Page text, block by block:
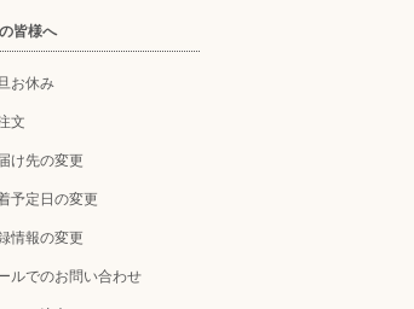
皆様へ
お休み
文
け先の変更
予定日の変更
情報の変更
ルでのお問い合わせ